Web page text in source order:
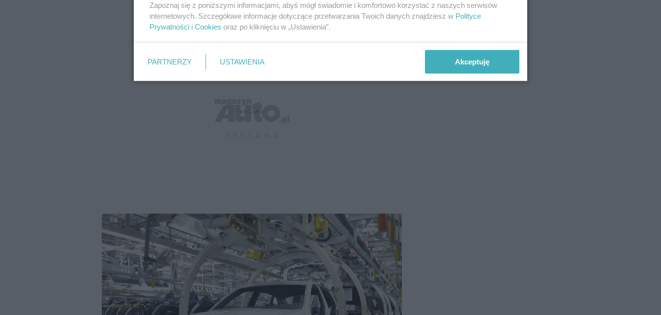
Zapoznaj się z poniższymi informacjami, abyś mógł świadomie i komfortowo korzystać z naszych serwisów
internetowych. Szczegółowe informacje dotyczące przetwarzania Twoich danych znajdziesz w Polityce
Prywatności i Cookies oraz po kliknięciu w „Ustawienia”.
PARTNERZY USTAWIENIA Akceptuję